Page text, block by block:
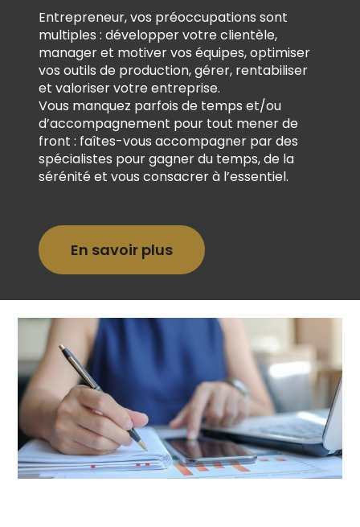
Entrepreneur, vos préoccupations sont
multiples : développer votre clientèle,
manager et motiver vos équipes, optimiser
vos outils de production, gérer, rentabiliser
et valoriser votre entreprise.
Vous manquez parfois de temps et/ou
d’accompagnement pour tout mener de
front : faîtes-vous accompagner par des
spécialistes pour gagner du temps, de la
sérénité et vous consacrer à l’essentiel.
En savoir plus